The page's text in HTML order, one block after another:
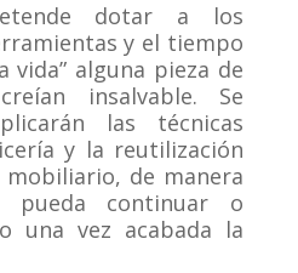
dotar a los
y el tiempo
vida” alguna pieza de
insalvable. Se
las técnicas
y la reutilización
mobiliario, de manera
pueda continuar o
una vez acabada la